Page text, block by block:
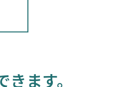
ます。